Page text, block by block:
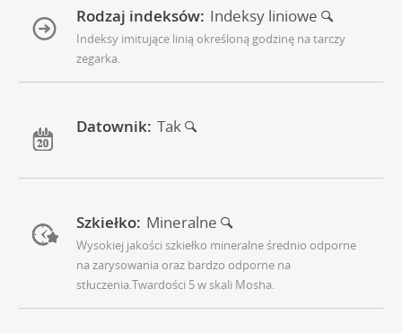
Rodzaj indeksów: Indeksy liniowe
Indeksy imitujące linią określoną godzinę na tarczy
zegarka.
Datownik: Tak
Szkiełko: Mineralne
Wysokiej jakości szkiełko mineralne średnio odporne
na zarysowania oraz bardzo odporne na
stłuczenia.Twardości 5 w skali Mosha.